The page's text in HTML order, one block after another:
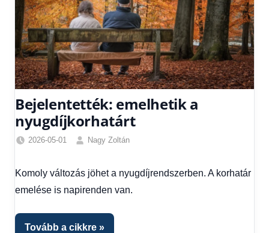
Bejelentették: emelhetik a
nyugdíjkorhatárt
2026-05-01
Nagy Zoltán
Gazdaság
Komoly változás jöhet a nyugdíjrendszerben. A korhatár
emelése is napirenden van.
Tovább a cikkre